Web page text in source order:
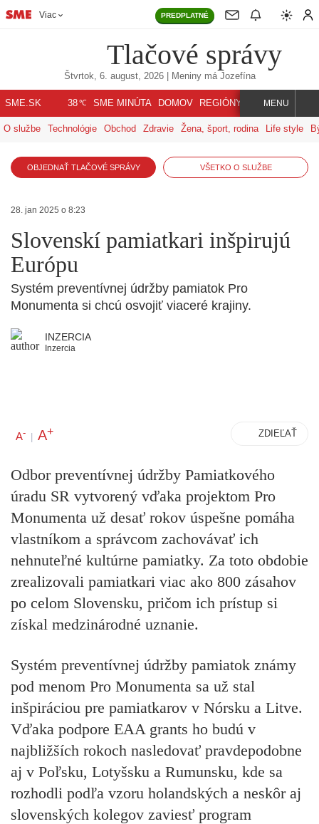
Viac PREDPLATNÉ
Tlačové správy
Štvrtok, 6. august, 2026| Meniny má Jozefína
SME.SK 38℃ SME MINÚTA DOMOV REGIÓNY INDEX SVET
MENU
O službe Technológie Obchod Zdravie Žena, šport, rodina Life style
OBJEDNAŤ TLAČOVÉ SPRÁVY VŠETKO O SLUŽBE
28. jan 2025 o 8:23
Slovenskí pamiatkari inšpirujú
Európu
Systém preventívnej údržby pamiatok Pro
Monumenta si chcú osvojiť viaceré krajiny.
INZERCIA
Inzercia
A- | A+ ZDIEĽAŤ
Odbor preventívnej údržby Pamiatkového
úradu SR vytvorený vďaka projektom Pro
Monumenta už desať rokov úspešne pomáha
vlastníkom a správcom zachovávať ich
nehnuteľné kultúrne pamiatky. Za toto obdobie
zrealizovali pamiatkari viac ako 800 zásahov
po celom Slovensku, pričom ich prístup si
získal medzinárodné uznanie.
Systém preventívnej údržby pamiatok známy
pod menom Pro Monumenta sa už stal
inšpiráciou pre pamiatkarov v Nórsku a Litve.
Vďaka podpore EAA grants ho budú v
najbližších rokoch nasledovať pravdepodobne
aj v Poľsku, Lotyšsku a Rumunsku, kde sa
rozhodli podľa vzoru holandských a neskôr aj
slovenských kolegov zaviesť program